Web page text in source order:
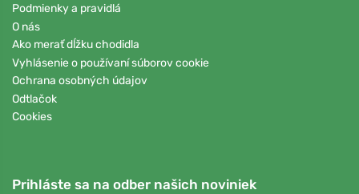
Podmienky a pravidlá
O nás
Ako merať dĺžku chodidla
Vyhlásenie o používaní súborov cookie
Ochrana osobných údajov
Odtlačok
Cookies
Prihláste sa na odber našich noviniek